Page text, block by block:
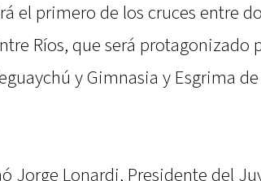
el primero de los cruces entre
Ríos, que será protagonizado
y Gimnasia y Esgrima
Jorge Lonardi, Presidente del